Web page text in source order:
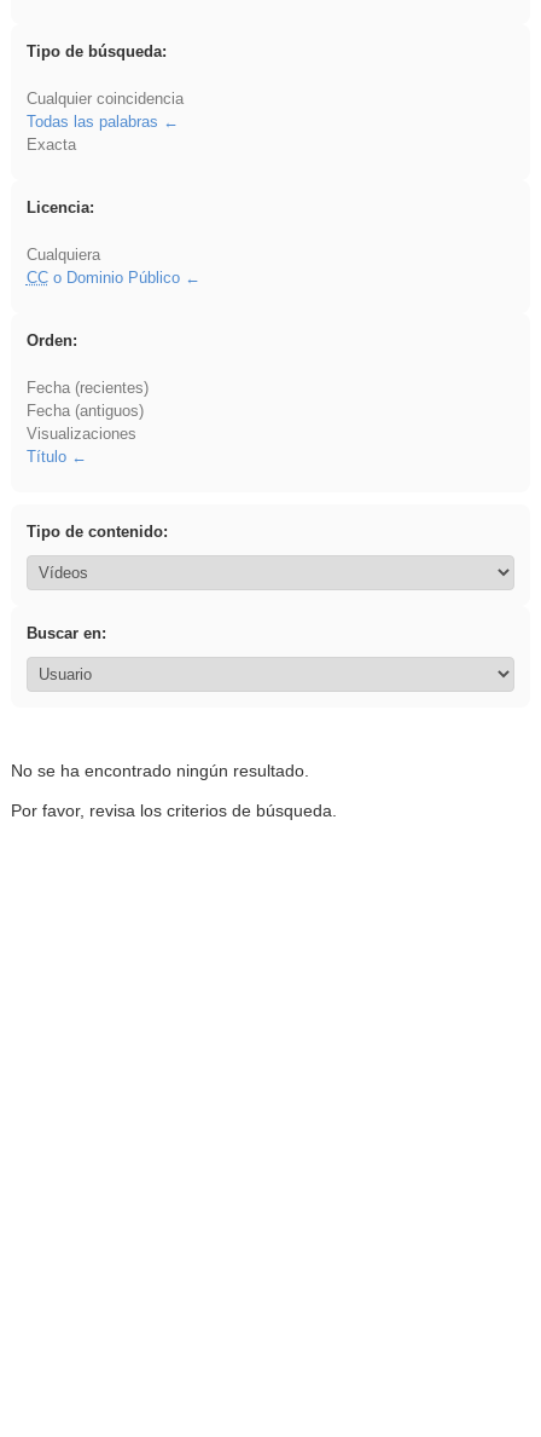
Tipo de búsqueda:
Cualquier coincidencia
Todas las palabras
Exacta
Licencia:
Cualquiera
CCo Dominio Público
Orden:
Fecha (recientes)
Fecha (antiguos)
Visualizaciones
Título
Tipo de contenido:
Buscar en:
No se ha encontrado ningún resultado.
Por favor, revisa los criterios de búsqueda.